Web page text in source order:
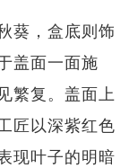
葵，盒底则饰
盖面一面施
繁复。盖面上
匠以深紫红色
现叶子的明暗